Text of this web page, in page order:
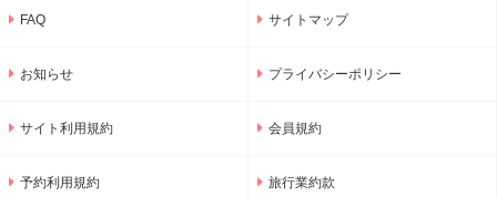
FAQ サイトマップ
お知らせ プライバシーポリシー
サイト利用規約 会員規約
予約利用規約 旅行業約款